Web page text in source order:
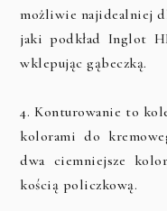
możliwie najidealniej
jaki podkład Inglot
wklepując gąbeczką.
4. Konturowanie to
kolorami do
dwa ciemniejsze
kością policzkową.